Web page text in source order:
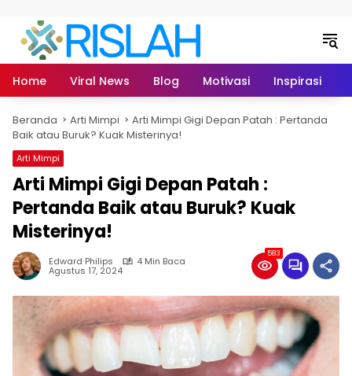
Home Viral News Blog Motivasi Inspirasi
Beranda Arti Mimpi
Arti Mimpi Gigi Depan Patah : Pertanda
Baik atau Buruk? Kuak Misterinya!
Arti Mimpi
Arti Mimpi Gigi Depan Patah :
Pertanda Baik atau Buruk? Kuak
Misterinya!
Edward Philips 4 Min Baca
Agustus 17, 2024
583